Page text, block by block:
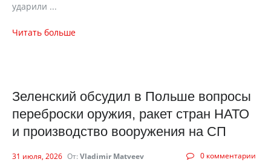
ударили ...
Читать больше
Зеленский обсудил в Польше вопросы
переброски оружия, ракет стран НАТО
и производство вооружения на СП
0 комментарии
31 июля, 2026 От: Vladimir Matveev